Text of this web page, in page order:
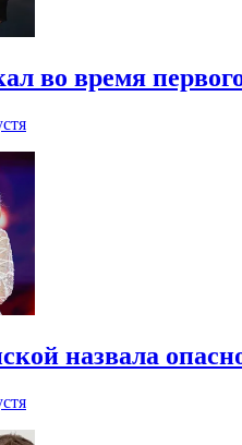
во время
назвала